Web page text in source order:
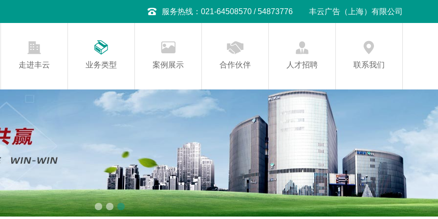
服务热线：021-64508570 / 54873776 丰云广告（上海）有限公司
走进丰云 业务类型 案例展示 合作伙伴 人才招聘 联系我们